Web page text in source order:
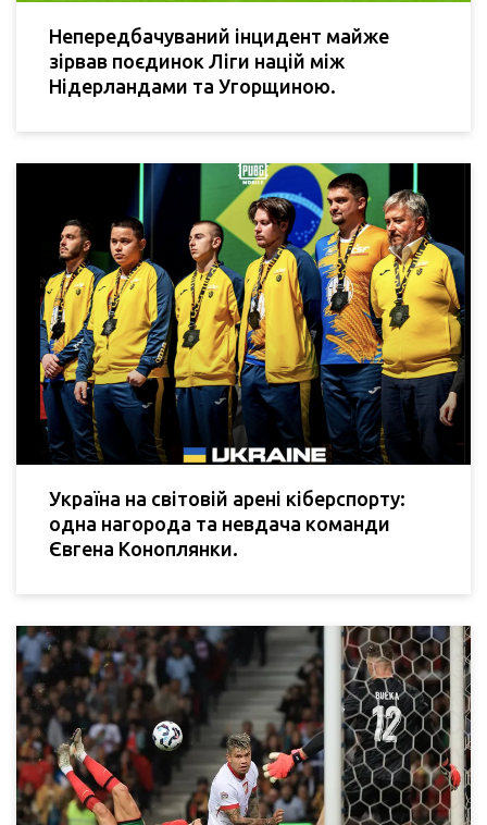
Непередбачуваний інцидент майже
зірвав поєдинок Ліги націй між
Нідерландами та Угорщиною.
Україна на світовій арені кіберспорту:
одна нагорода та невдача команди
Євгена Коноплянки.